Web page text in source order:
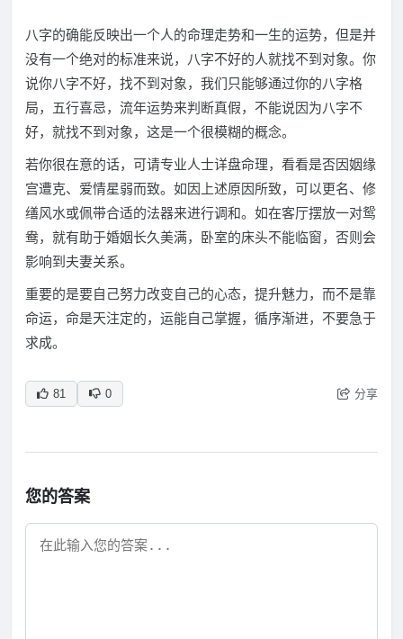
八字的确能反映出一个人的命理走势和一生的运势，但是并
没有一个绝对的标准来说，八字不好的人就找不到对象。你
说你八字不好，找不到对象，我们只能够通过你的八字格
局，五行喜忌，流年运势来判断真假，不能说因为八字不
好，就找不到对象，这是一个很模糊的概念。
若你很在意的话，可请专业人士详盘命理，看看是否因姻缘
宫遭克、爱情星弱而致。如因上述原因所致，可以更名、修
缮风水或佩带合适的法器来进行调和。如在客厅摆放一对鸳
鸯，就有助于婚姻长久美满，卧室的床头不能临窗，否则会
影响到夫妻关系。
重要的是要自己努力改变自己的心态，提升魅力，而不是靠
命运，命是天注定的，运能自己掌握，循序渐进，不要急于
求成。
81 0 分享
您的答案